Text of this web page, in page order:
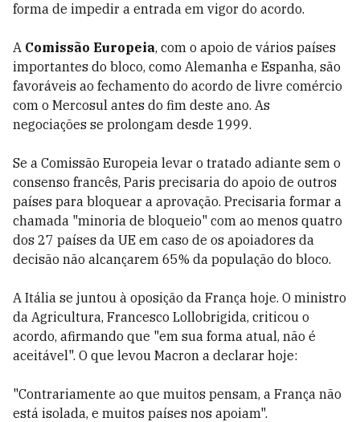
forma de impedir a entrada em vigor do acordo.
A Comissão Europeia, com o apoio de vários países
importantes do bloco, como Alemanha e Espanha, são
favoráveis ao fechamento do acordo de livre comércio
com o Mercosul antes do fim deste ano. As
negociações se prolongam desde 1999.
Se a Comissão Europeia levar o tratado adiante sem o
consenso francês, Paris precisaria do apoio de outros
países para bloquear a aprovação. Precisaria formar a
chamada "minoria de bloqueio" com ao menos quatro
dos 27 países da UE em caso de os apoiadores da
decisão não alcançarem 65% da população do bloco.
A Itália se juntou à oposição da França hoje. O ministro
da Agricultura, Francesco Lollobrigida, criticou o
acordo, afirmando que "em sua forma atual, não é
aceitável". O que levou Macron a declarar hoje:
"Contrariamente ao que muitos pensam, a França não
está isolada, e muitos países nos apoiam".